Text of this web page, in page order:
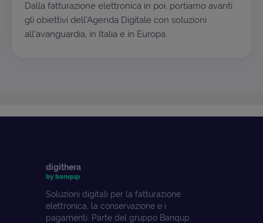
Dalla fatturazione elettronica in poi, portiamo avanti
gli obiettivi dell'Agenda Digitale con soluzioni
all'avanguardia, in Italia e in Europa.
digithera
by banqup
Soluzioni digitali per la fatturazione
elettronica, la conservazione e i
pagamenti. Parte del gruppo Banqup.